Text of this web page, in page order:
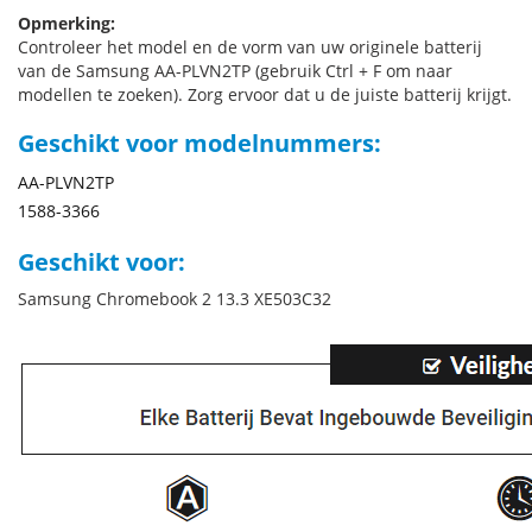
Opmerking:
Controleer het model en de vorm van uw originele batterij
van de Samsung AA-PLVN2TP (gebruik Ctrl + F om naar
modellen te zoeken). Zorg ervoor dat u de juiste batterij krijgt.
Geschikt voor modelnummers:
AA-PLVN2TP
1588-3366
Geschikt voor:
Samsung Chromebook 2 13.3 XE503C32